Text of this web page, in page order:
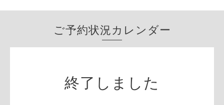
ご予約状況カレンダー
終了しました